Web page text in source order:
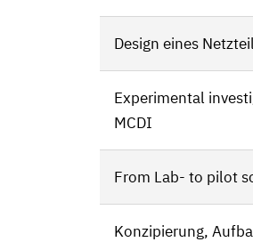
Design eines
Experimental
MCDI
From Lab- to pilot
Konzipierung,